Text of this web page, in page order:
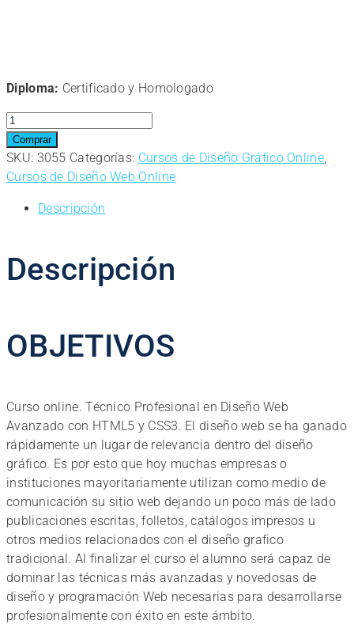
Diploma: Certificado y Homologado
Curso
online.
Técnico
Profesional
Diseño
con
cantidad
Comprar
SKU: 3055 Categorías: Cursos de Diseño Gráfico Online,
Cursos de Diseño Web Online
Descripción
Descripción
OBJETIVOS
Curso online. Técnico Profesional en Diseño Web
Avanzado con HTML5 y CSS3. El diseño web se ha ganado
rápidamente un lugar de relevancia dentro del diseño
gráfico. Es por esto que hoy muchas empresas o
instituciones mayoritariamente utilizan como medio de
comunicación su sitio web dejando un poco más de lado
publicaciones escritas, folletos, catálogos impresos u
otros medios relacionados con el diseño grafico
tradicional. Al finalizar el curso el alumno será capaz de
dominar las técnicas más avanzadas y novedosas de
diseño y programación Web necesarias para desarrollarse
profesionalmente con éxito en este ámbito.